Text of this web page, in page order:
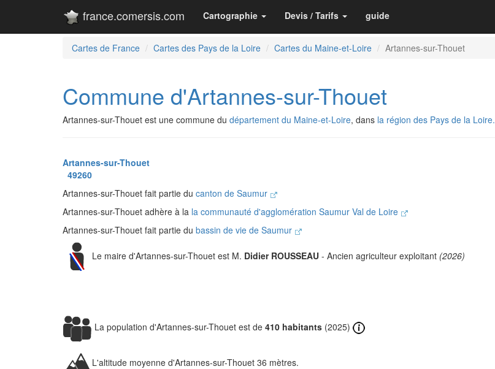
france.comersis.com Cartographie Devis / Tarifs guide
Cartes de France Cartes des Pays de la Loire Cartes du Maine-et-Loire Artannes-sur-Thouet
Commune d'Artannes-sur-Thouet
Artannes-sur-Thouet est une commune du département du Maine-et-Loire, dans la région des Pays de la Loire.
Artannes-sur-Thouet
49260
Artannes-sur-Thouet fait partie du canton de Saumur
Artannes-sur-Thouet adhère à la la communauté d'agglomération Saumur Val de Loire
Artannes-sur-Thouet fait partie du bassin de vie de Saumur
Le maire d'Artannes-sur-Thouet est M. Didier ROUSSEAU - Ancien agriculteur exploitant (2026)
La population d'Artannes-sur-Thouet est de 410 habitants (2025)
L'altitude moyenne d'Artannes-sur-Thouet 36 mètres.